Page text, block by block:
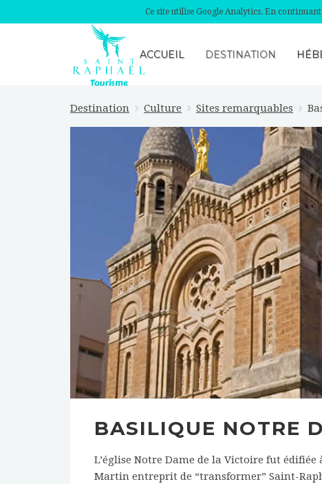
Ce site utilise Google Analytics. En
ACCUEIL DESTINATION
Destination Culture Sites remarquables
BASILIQUE NOTRE
L’église Notre Dame de la Victoire fut
Martin entreprit de “transformer” Saint-